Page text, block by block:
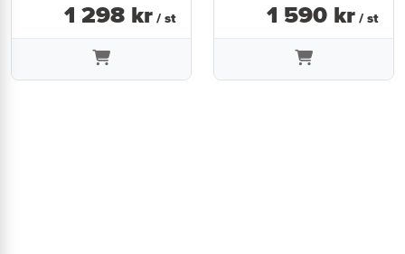
1 298 kr / st 1 590 kr / st